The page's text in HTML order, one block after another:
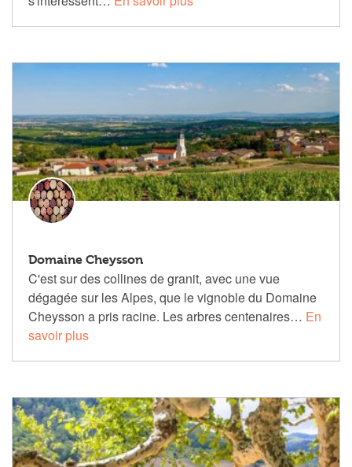
Domaine Cheysson
C'est sur des collines de granit, avec une vue
dégagée sur les Alpes, que le vignoble du Domaine
Cheysson a pris racine. Les arbres centenaires… En
savoir plus